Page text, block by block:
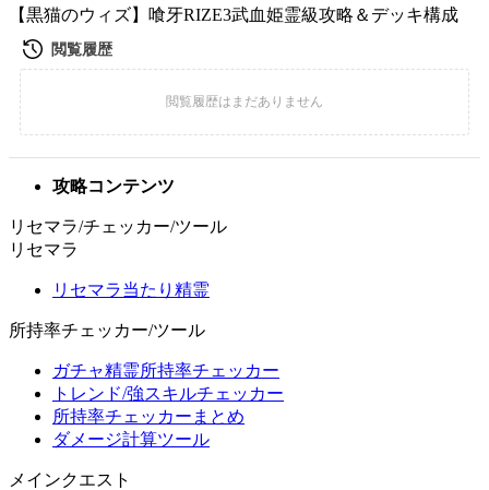
【黒猫のウィズ】喰牙RIZE3武血姫霊級攻略＆デッキ構成
攻略コンテンツ
リセマラ/チェッカー/ツール
リセマラ
リセマラ当たり精霊
所持率チェッカー/ツール
ガチャ精霊所持率チェッカー
トレンド/強スキルチェッカー
所持率チェッカーまとめ
ダメージ計算ツール
メインクエスト